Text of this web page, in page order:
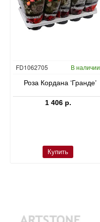
FD1062705 В наличии
Роза Кордана ‘Гранде’
1 406 р.
Купить